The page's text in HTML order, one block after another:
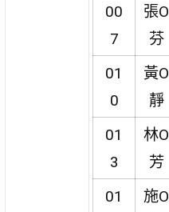
00
7
張O
芬
01
0
黃O
靜
01
3
林O
芳
01
施O